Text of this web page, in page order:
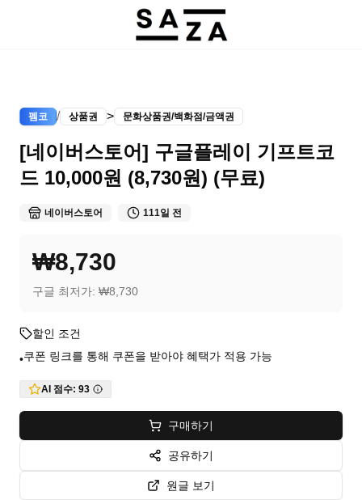
펨코 / 상품권 > 문화상품권/백화점/금액권
[네이버스토어] 구글플레이 기프트코
드 10,000원 (8,730원) (무료)
네이버스토어 111일 전
₩8,730
구글 최저가: ₩8,730
할인 조건
•쿠폰 링크를 통해 쿠폰을 받아야 혜택가 적용 가능
AI 점수: 93
구매하기
공유하기
원글 보기